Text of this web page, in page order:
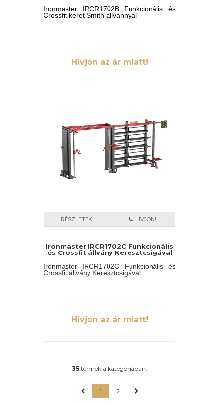
Ironmaster IRCR1702B Funkcionális és
Crossfit keret Smith állvánnyal
Hívjon az ár miatt!
RÉSZLETEK HÍVJON!
Ironmaster IRCR1702C Funkcionális
és Crossfit állvány Keresztcsigával
Ironmaster IRCR1702C Funkcionális és
Crossfit állvány Keresztcsigával
Hívjon az ár miatt!
35 termék a kategóriában.
1 2